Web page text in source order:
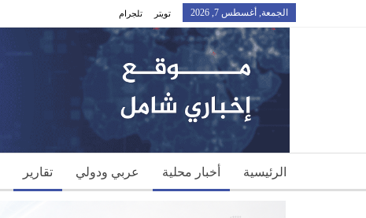
الجمعة, أغسطس 7, 2026 تويتر تلجرام
الرئيسية أخبار محلية عربي ودولي تقارير